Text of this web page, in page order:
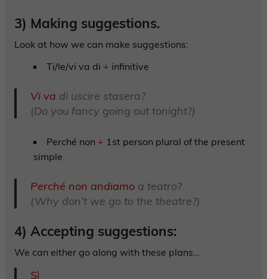
3) Making suggestions.
Look at how we can make suggestions:
Ti/le/vi va di + infinitive
Vi va di uscire stasera?
(Do you fancy going out tonight?)
Perché non + 1st person plural of the present
simple
Perché non andiamoa teatro?
(Why don’t we go to the theatre?)
4) Accepting suggestions:
We can either go along with these plans…
Sì